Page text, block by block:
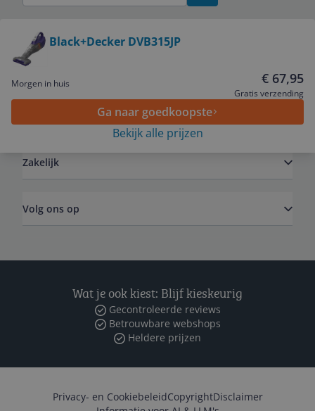
Black+Decker DVB315JP
Morgen in huis € 67,95
Gratis verzending
Ga naar goedkoopste
Bekijk alle prijzen
Service
Zakelijk
Volg ons op
Wat je ook kiest: Blijf kieskeurig
Gecontroleerde reviews
Betrouwbare webshops
Heldere prijzen
Privacy- en CookiebeleidCopyrightDisclaimer